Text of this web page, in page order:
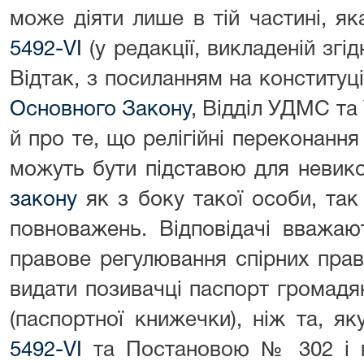
може діяти лише в тій частині,
5492-VI
(у редакції, викладеній
Відтак, з посиланням на
Основного Закону, Відділ УДМС та
й про те, що релігійні
можуть бути підставою для
закону як з боку такої особи,
повноважень. Відповідачі
правове регулювання спірних
видати позивачці паспорт
(паспортної книжечки), ніж та,
5492-VI
та Постановою № 302 і